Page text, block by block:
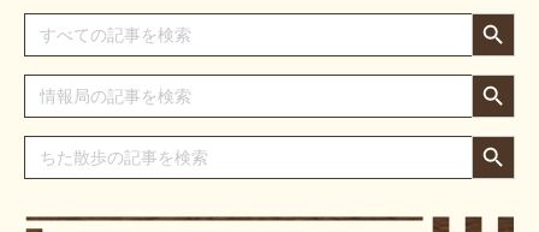
Search
for:
Search Button
Search
for:
Search Button
Search
for:
Search Button